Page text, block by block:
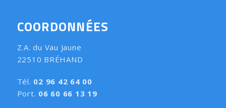
COORDONNÉES
Z.A. du Vau Jaune
22510 BRÉHAND
Tél. 02 96 42 64 00
Port. 06 60 66 13 19